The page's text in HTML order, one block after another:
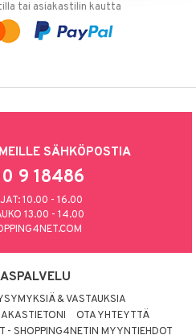
tai asiakastilin kautta
SÄHKÖPOSTIA
9 18486
10.00 - 16.00
13.00 - 14.00
& VASTAUKSIA
OTA YHTEYTTÄ
- SHOPPING4NETIN MYYNTIEHDOT